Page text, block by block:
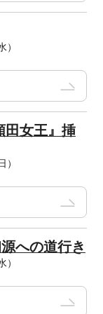
田女王』挿
への道行き